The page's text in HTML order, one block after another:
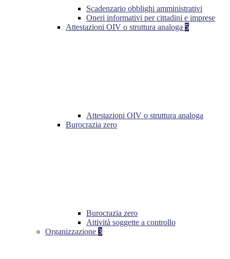
Scadenzario obblighi amministrativi
Oneri informativi per cittadini e imprese
Attestazioni OIV o struttura analoga 5
Attestazioni OIV o struttura analoga
Burocrazia zero
Burocrazia zero
Attività soggette a controllo
Organizzazione 3